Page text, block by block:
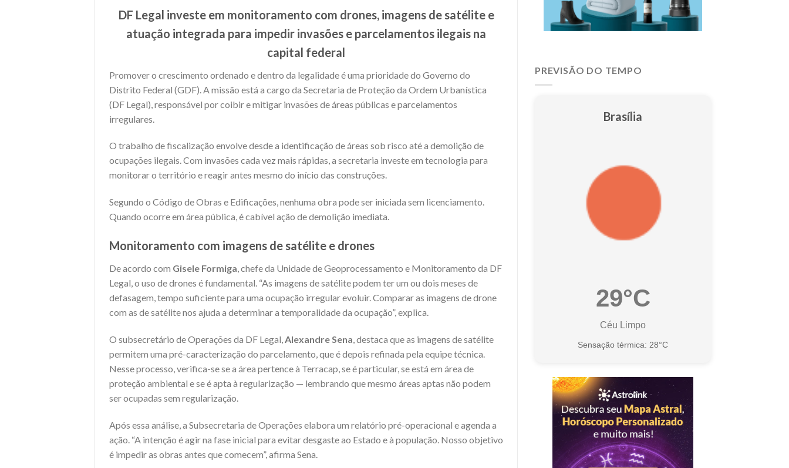
DF Legal investe em monitoramento com drones, imagens de satélite e
atuação integrada para impedir invasões e parcelamentos ilegais na
capital federal
Promover o crescimento ordenado e dentro da legalidade é uma prioridade do Governo do
Distrito Federal (GDF). A missão está a cargo da Secretaria de Proteção da Ordem Urbanística
(DF Legal), responsável por coibir e mitigar invasões de áreas públicas e parcelamentos
irregulares.
O trabalho de fiscalização envolve desde a identificação de áreas sob risco até a demolição de
ocupações ilegais. Com invasões cada vez mais rápidas, a secretaria investe em tecnologia para
monitorar o território e reagir antes mesmo do início das construções.
Segundo o Código de Obras e Edificações, nenhuma obra pode ser iniciada sem licenciamento.
Quando ocorre em área pública, é cabível ação de demolição imediata.
Monitoramento com imagens de satélite e drones
De acordo com Gisele Formiga, chefe da Unidade de Geoprocessamento e Monitoramento da DF
Legal, o uso de drones é fundamental. “As imagens de satélite podem ter um ou dois meses de
defasagem, tempo suficiente para uma ocupação irregular evoluir. Comparar as imagens de drone
com as de satélite nos ajuda a determinar a temporalidade da ocupação”, explica.
O subsecretário de Operações da DF Legal, Alexandre Sena , destaca que as imagens de satélite
permitem uma pré-caracterização do parcelamento, que é depois refinada pela equipe técnica.
Nesse processo, verifica-se se a área pertence à Terracap, se é particular, se está em área de
proteção ambiental e se é apta à regularização — lembrando que mesmo áreas aptas não podem
ser ocupadas sem regularização.
Após essa análise, a Subsecretaria de Operações elabora um relatório pré-operacional e agenda a
ação. “A intenção é agir na fase inicial para evitar desgaste ao Estado e à população. Nosso objetivo
é impedir as obras antes que comecem”, afirma Sena.
PREVISÃO DO TEMPO
Brasília
29°C
Céu Limpo
Sensação térmica: 28°C